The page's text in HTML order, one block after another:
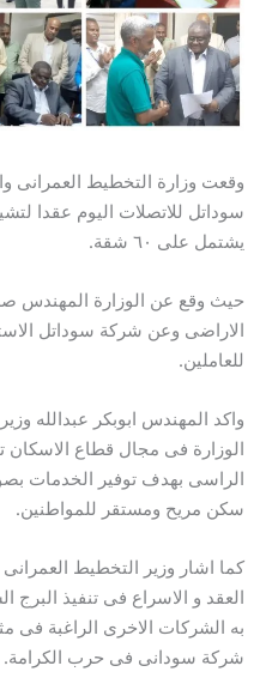
وقعت وزارة التخطيط العمرانى
سوداتل للاتصلات اليوم عقدا
يشتمل على ٦٠ شقة.
حيث وقع عن الوزارة المهندس
الاراضى وعن شركة سوداتل
للعاملين.
واكد المهندس ابوبكر عبدالله
الوزارة فى مجال قطاع
الراسى بهدف توفير الخدمات
سكن مريح ومستقر للمواطنين.
كما اشار وزير التخطيط
العقد و الاسراع فى تنفيذ
به الشركات الاخرى الراغبة فى
شركة سودانى فى حرب الكرامة.